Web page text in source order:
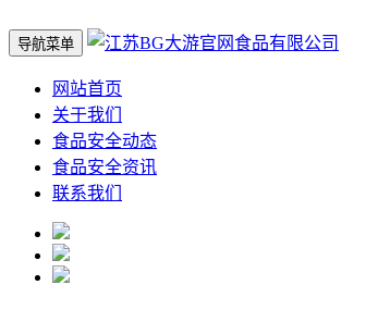
导航菜单
网站首页
关于我们
食品安全动态
食品安全资讯
联系我们